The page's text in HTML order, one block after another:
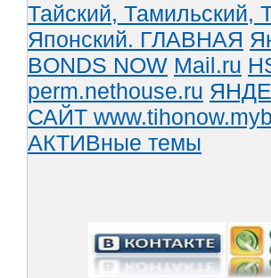
Тайский, Тамильский,
Японский. ГЛАВНАЯ
BONDS NOW Mail.ru
perm.nethouse.ru
САЙТ
АКТИВные темы